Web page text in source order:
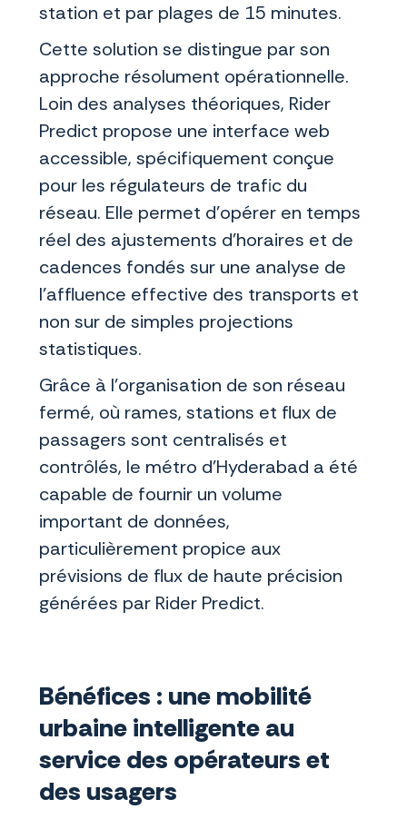
station et par plages de 15 minutes.
Cette solution se distingue par son
approche résolument opérationnelle.
Loin des analyses théoriques, Rider
Predict propose une interface web
accessible, spécifiquement conçue
pour les régulateurs de trafic du
réseau. Elle permet d’opérer en temps
réel des ajustements d’horaires et de
cadences fondés sur une analyse de
l’affluence effective des transports et
non sur de simples projections
statistiques.
Grâce à l’organisation de son réseau
fermé, où rames, stations et flux de
passagers sont centralisés et
contrôlés, le métro d’Hyderabad a été
capable de fournir un volume
important de données,
particulièrement propice aux
prévisions de flux de haute précision
générées par Rider Predict.
Bénéfices : une mobilité
urbaine intelligente au
service des opérateurs et
des usagers